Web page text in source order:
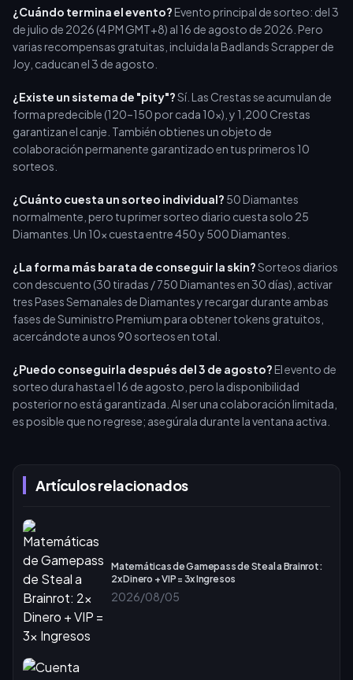
Artículos relacionados
Matemáticas de Gamepass de Steal a Brainrot:
2x Dinero + VIP = 3x Ingresos
2026/08/05
¿Cuándo termina el evento?Evento principal de sorteo: del 3
de julio de 2026 (4 PM GMT+8) al 16 de agosto de 2026. Pero
varias recompensas gratuitas, incluida la Badlands Scrapper de
Joy, caducan el 3 de agosto.
¿Existe un sistema de "pity"?Sí. Las Crestas se acumulan de
forma predecible (120–150 por cada 10x), y 1,200 Crestas
garantizan el canje. También obtienes un objeto de
colaboración permanente garantizado en tus primeros 10
sorteos.
¿Cuánto cuesta un sorteo individual? 50 Diamantes
normalmente, pero tu primer sorteo diario cuesta solo 25
Diamantes. Un 10x cuesta entre 450 y 500 Diamantes.
¿La forma más barata de conseguir la skin?Sorteos diarios
con descuento (30 tiradas / 750 Diamantes en 30 días), activar
tres Pases Semanales de Diamantes y recargar durante ambas
fases de Suministro Premium para obtener tokens gratuitos,
acercándote a unos 90 sorteos en total.
¿Puedo conseguirla después del 3 de agosto?El evento de
sorteo dura hasta el 16 de agosto, pero la disponibilidad
posterior no está garantizada. Al ser una colaboración limitada,
es posible que no regrese; asegúrala durante la ventana activa.